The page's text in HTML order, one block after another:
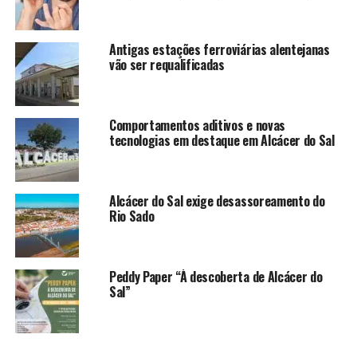
Antigas estações ferroviárias alentejanas
vão ser requalificadas
Comportamentos aditivos e novas
tecnologias em destaque em Alcácer do Sal
Alcácer do Sal exige desassoreamento do
Rio Sado
Peddy Paper “À descoberta de Alcácer do
Sal”